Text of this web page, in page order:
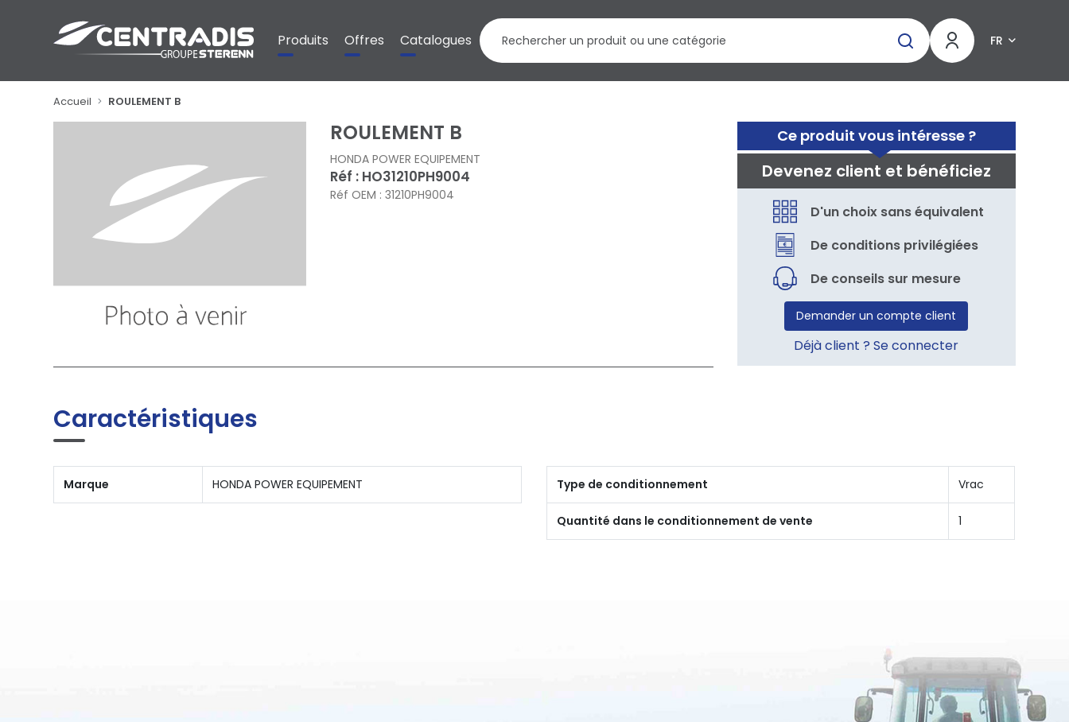
Produits Offres Catalogues FR
Accueil ROULEMENT B
Ce produit vous intéresse ?
Devenez client et bénéficiez
D'un choix sans équivalent
De conditions privilégiées
De conseils sur mesure
Demander un compte client
Déjà client ? Se connecter
ROULEMENT B
HONDA POWER EQUIPEMENT
Réf : HO31210PH9004
Réf OEM : 31210PH9004
Caractéristiques
Marque HONDA POWER EQUIPEMENT Type de conditionnement Vrac
Quantité dans le conditionnement de vente 1